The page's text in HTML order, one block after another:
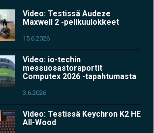
Video: Testissä Audeze
Maxwell 2 -pelikuulokkeet
15.6.2026
Video: io-techin
messuosastoraportit
Computex 2026 -tapahtumasta
3.6.2026
Video: Testissä Keychron K2 HE
All-Wood